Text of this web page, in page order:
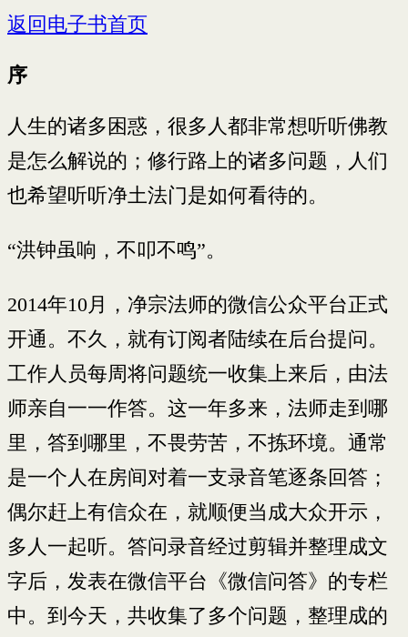
返回电子书首页
序
人生的诸多困惑，很多人都非常想听听佛教
是怎么解说的；修行路上的诸多问题，人们
也希望听听净土法门是如何看待的。
“洪钟虽响，不叩不鸣”。
2014年10月，净宗法师的微信公众平台正式
开通。不久，就有订阅者陆续在后台提问。
工作人员每周将问题统一收集上来后，由法
师亲自一一作答。这一年多来，法师走到哪
里，答到哪里，不畏劳苦，不拣环境。通常
是一个人在房间对着一支录音笔逐条回答；
偶尔赶上有信众在，就顺便当成大众开示，
多人一起听。答问录音经过剪辑并整理成文
字后，发表在微信平台《微信问答》的专栏
中。到今天，共收集了多个问题，整理成的